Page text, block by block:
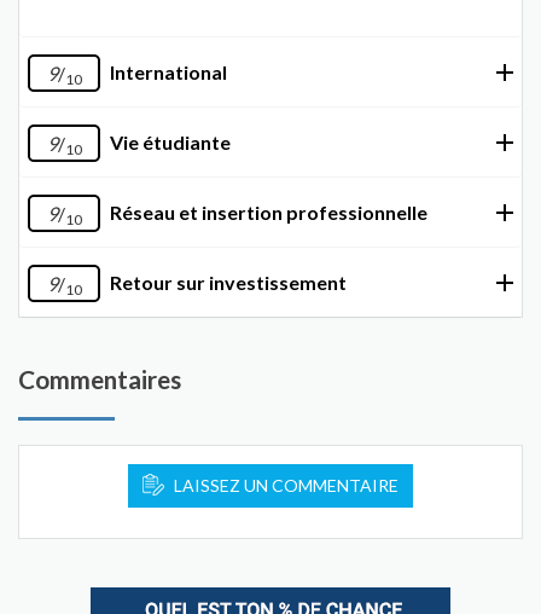
9/10 International
9/10 Vie étudiante
9/10 Réseau et insertion professionnelle
9/10 Retour sur investissement
Commentaires
LAISSEZ UN COMMENTAIRE